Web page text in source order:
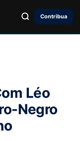
Contribua
Léo
Negro